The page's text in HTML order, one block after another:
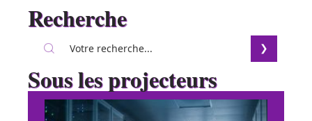
Recherche
Sous les projecteurs